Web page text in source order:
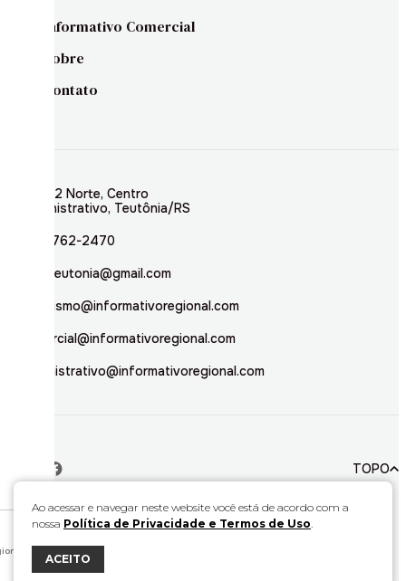
Ao acessar e navegar neste website você está de acordo com a
nossa Política de Privacidade e Termos de Uso.
ACEITO
Informativo Comercial
Sobre
Contato
Rua 02 Norte, Centro
Administrativo, Teutônia/RS
(51) 3762-2470
inforteutonia@gmail.com
jornalismo@informativoregional.com
comercial@informativoregional.com
administrativo@informativoregional.com
TOPO
© 2026. Todos direitos reservados a Informativo Regional.
redistribuído sem autorização.
Desenvolvido porBravo Interativa.